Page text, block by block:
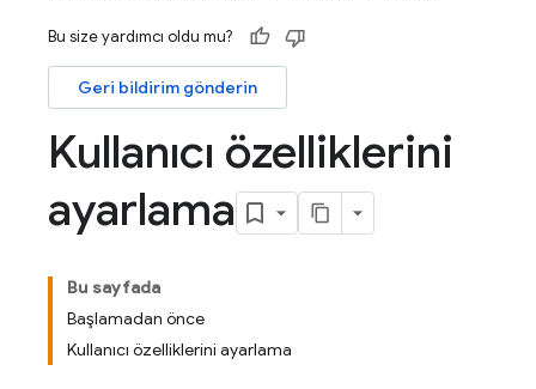
Bu size yardımcı oldu mu?
Geri bildirim gönderin
Kullanıcı özelliklerini
ayarlama
Bu sayfada
Başlamadan önce
Kullanıcı özelliklerini ayarlama